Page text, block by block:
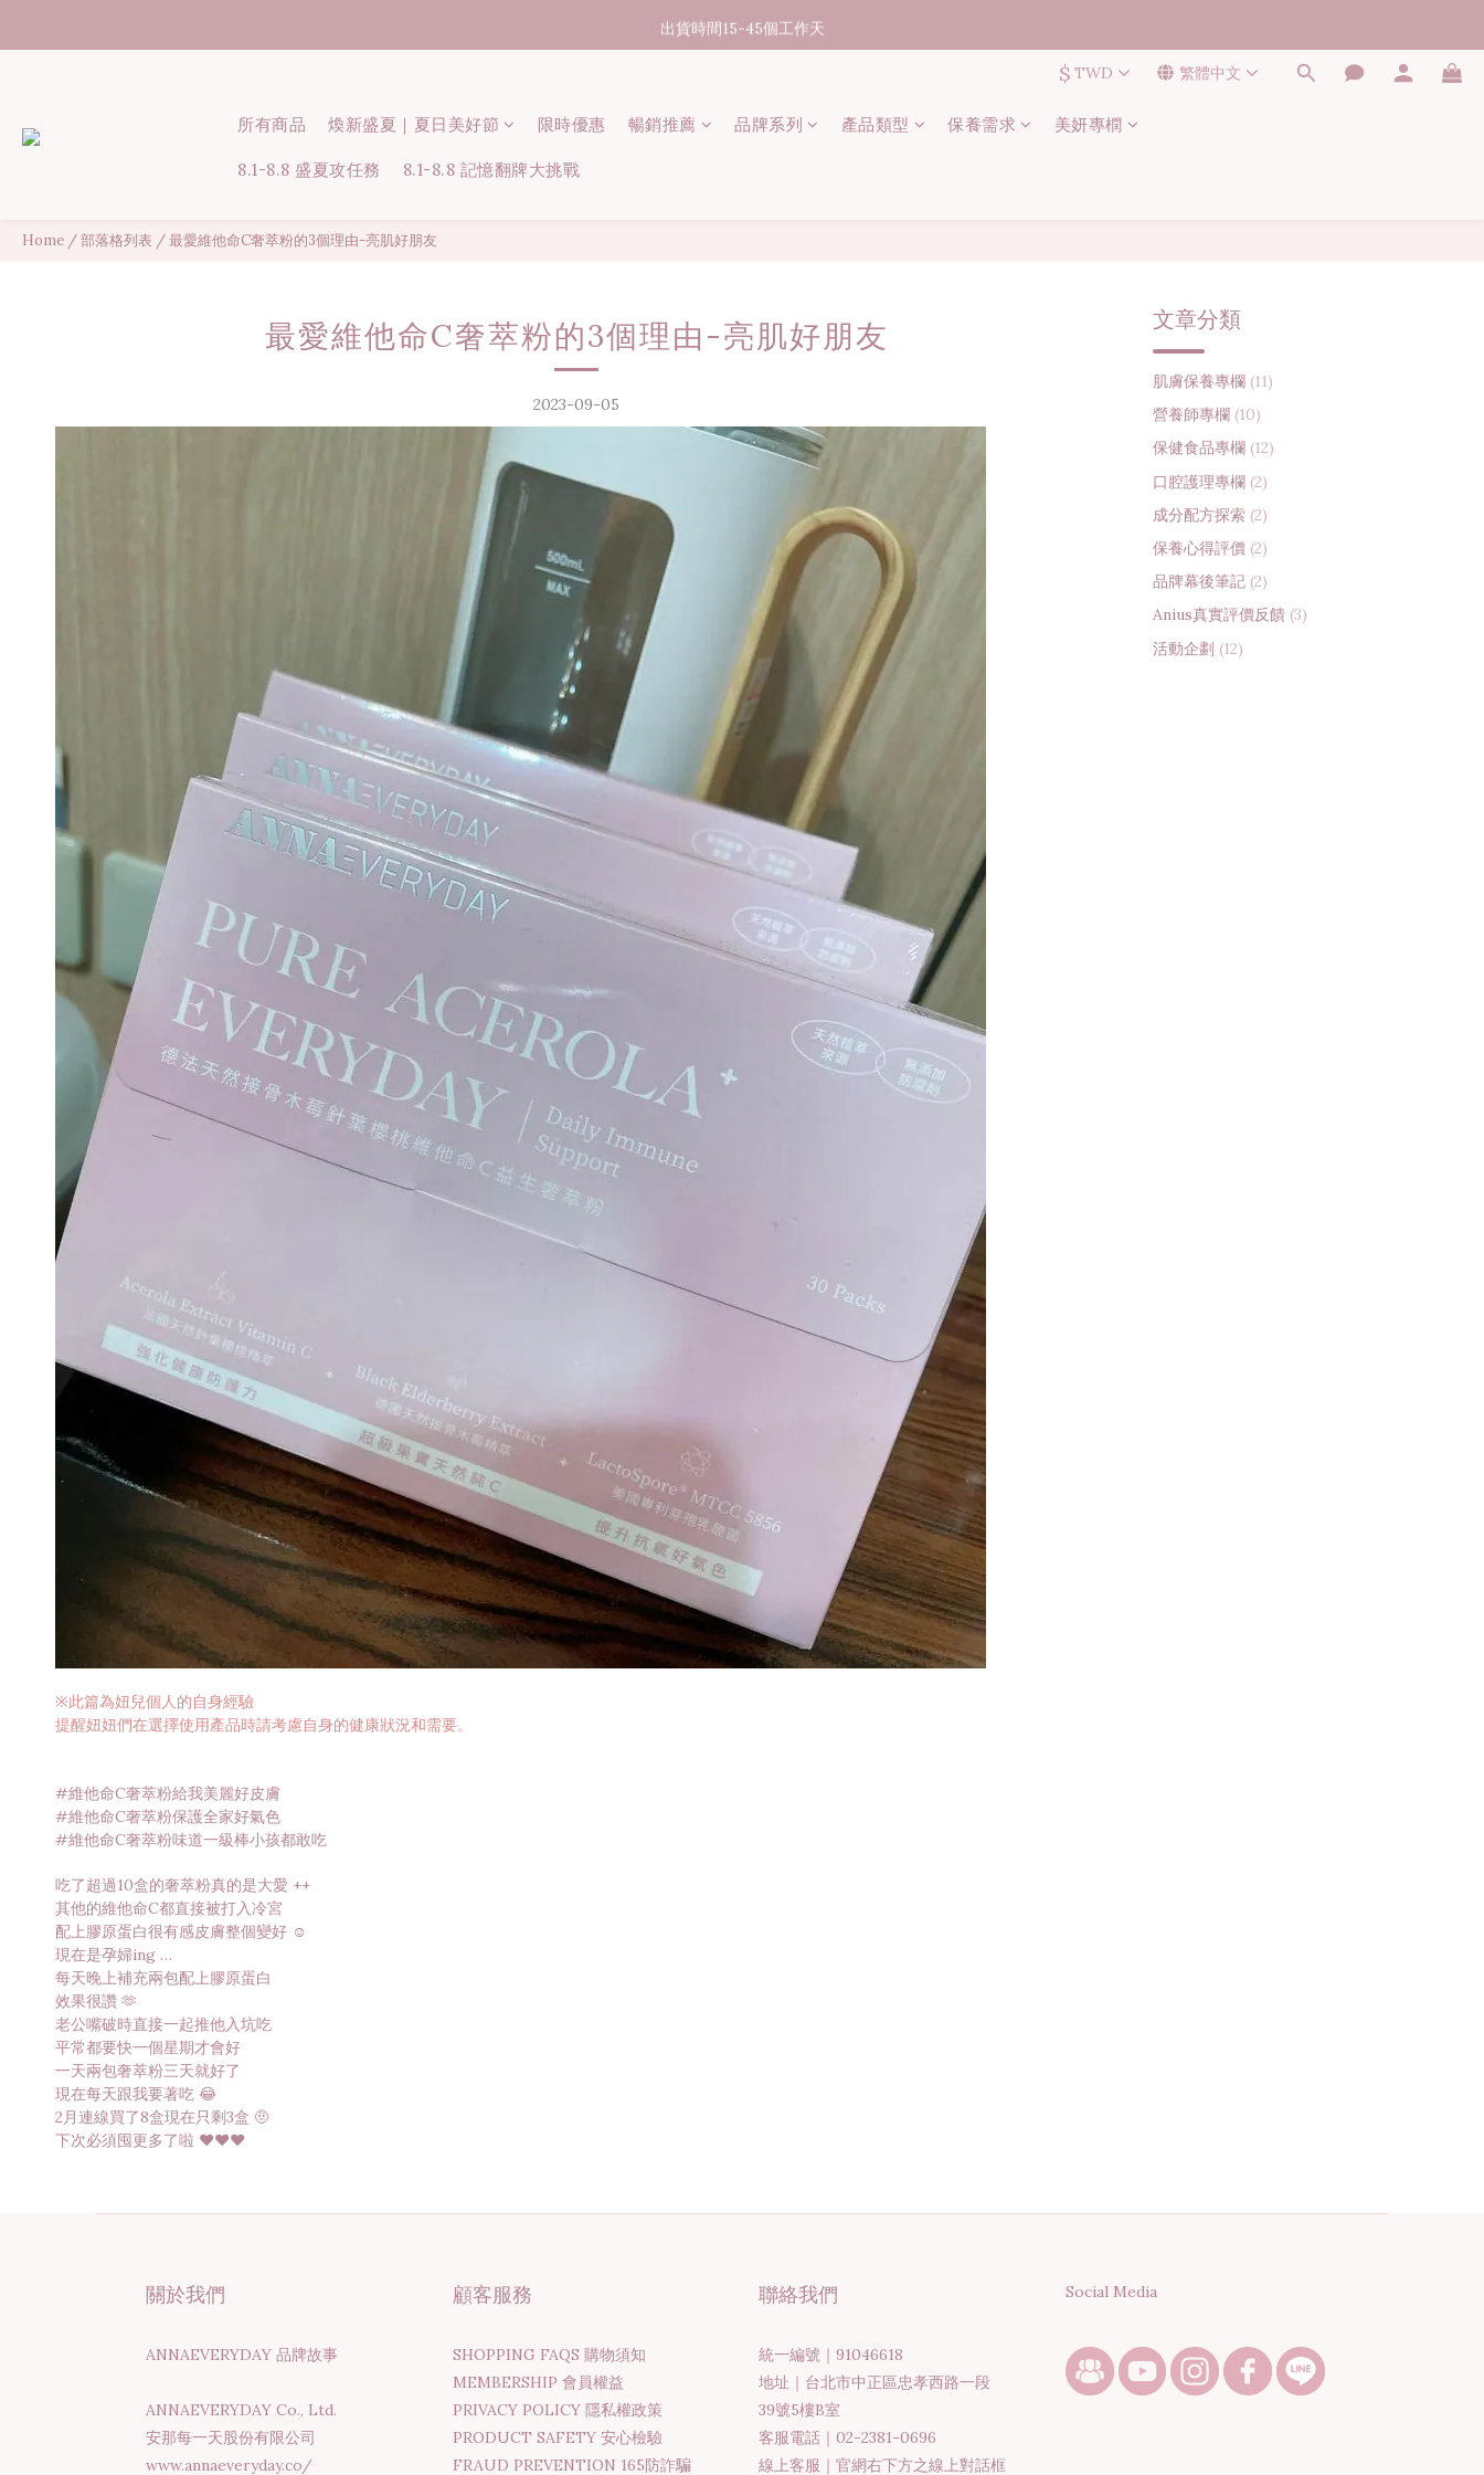
07/31-08/08 煥新盛夏 | 夏日美好節
出貨時間15-45個工作天
07/31-08/08 煥新盛夏 | 夏日美好節
$ TWD 繁體中文
所有商品 煥新盛夏｜夏日美好節 限時優惠 暢銷推薦 品牌系列 產品類型 保養需求 美妍專橍
8.1-8.8 盛夏攻任務 8.1-8.8 記憶翻牌大挑戰
Home /部落格列表 /最愛維他命C奢萃粉的3個理由-亮肌好朋友
最愛維他命C奢萃粉的3個理由-亮肌好朋友
2023-09-05
※此篇為妞兒個人的自身經驗
提醒妞妞們在選擇使用產品時請考慮自身的健康狀況和需要。
#維他命C奢萃粉給我美麗好皮膚
#維他命C奢萃粉保護全家好氣色
#維他命C奢萃粉味道一級棒小孩都敢吃
吃了超過10盒的奢萃粉真的是大愛 ++
其他的維他命C都直接被打入冷宮
配上膠原蛋白很有感皮膚整個變好 ☺️
現在是孕婦ing …
每天晚上補充兩包配上膠原蛋白
效果很讚 🫶
老公嘴破時直接一起推他入坑吃
平常都要快一個星期才會好
一天兩包奢萃粉三天就好了
現在每天跟我要著吃 😂
2月連線買了8盒現在只剩3盒 🤨
下次必須囤更多了啦 ❤️❤️❤️
文章分類
肌膚保養專欄 (11)
營養師專欄 (10)
保健食品專欄 (12)
口腔護理專欄 (2)
成分配方探索 (2)
保養心得評價 (2)
品牌幕後筆記 (2)
Anius真實評價反饋 (3)
活動企劃 (12)
關於我們
ANNAEVERYDAY 品牌故事
ANNAEVERYDAY Co., Ltd.
安那每一天股份有限公司
www.annaeveryday.co/
顧客服務
SHOPPING FAQS 購物須知
MEMBERSHIP 會員權益
PRIVACY POLICY 隱私權政策
PRODUCT SAFETY 安心檢驗
FRAUD PREVENTION 165防詐騙
聯絡我們
統一編號｜91046618
地址｜台北市中正區忠孝西路一段
39號5樓B室
客服電話｜02-2381-0696
線上客服｜官網右下方之線上對話框
Social Media